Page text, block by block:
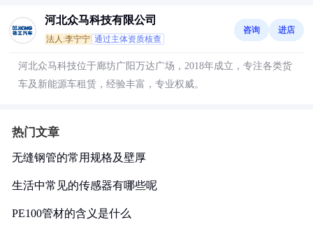
河北众马科技有限公司
法人:李宁宁 通过主体资质核查
咨询 进店
河北众马科技位于廊坊广阳万达广场，2018年成立，专注各类货
车及新能源车租赁，经验丰富，专业权威。
热门文章
无缝钢管的常用规格及壁厚
生活中常见的传感器有哪些呢
PE100管材的含义是什么